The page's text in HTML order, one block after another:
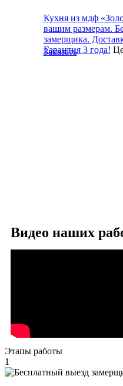
Кухня из мдф
вашим размерам.
замерщика.
Гарантия 3 года!
Заказать
Видео наших
Этапы работы
1